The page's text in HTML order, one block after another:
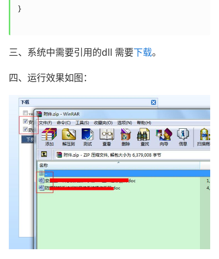
}
三、系统中需要引用的dll 需要下载。
四、运行效果如图：